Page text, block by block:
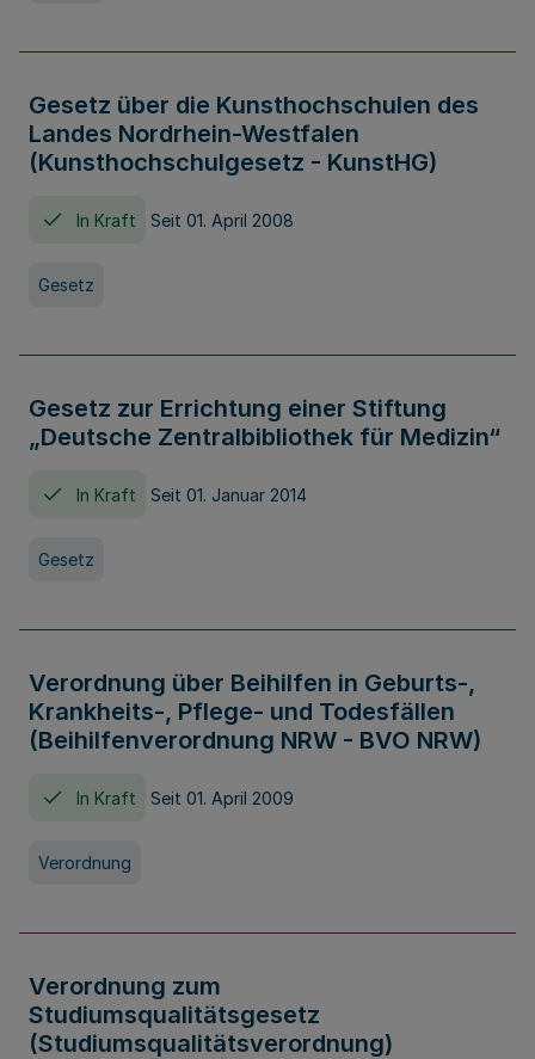
Gesetz über die Kunsthochschulen des
Landes Nordrhein-Westfalen
(Kunsthochschulgesetz - KunstHG)
In Kraft Seit 01. April 2008
Gesetz
Gesetz zur Errichtung einer Stiftung
„Deutsche Zentralbibliothek für Medizin“
In Kraft Seit 01. Januar 2014
Gesetz
Verordnung über Beihilfen in Geburts-,
Krankheits-, Pflege- und Todesfällen
(Beihilfenverordnung NRW - BVO NRW)
In Kraft Seit 01. April 2009
Verordnung
Verordnung zum
Studiumsqualitätsgesetz
(Studiumsqualitätsverordnung)